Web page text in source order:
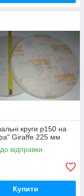
круги р150 на
Giraffe 225 мм
відправки
Купити